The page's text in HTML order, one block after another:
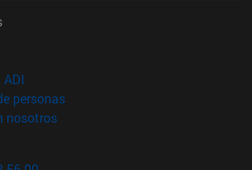
en nueva ventana)
personas(abre en nueva ventana)
nosotros(abre en nueva ventana)